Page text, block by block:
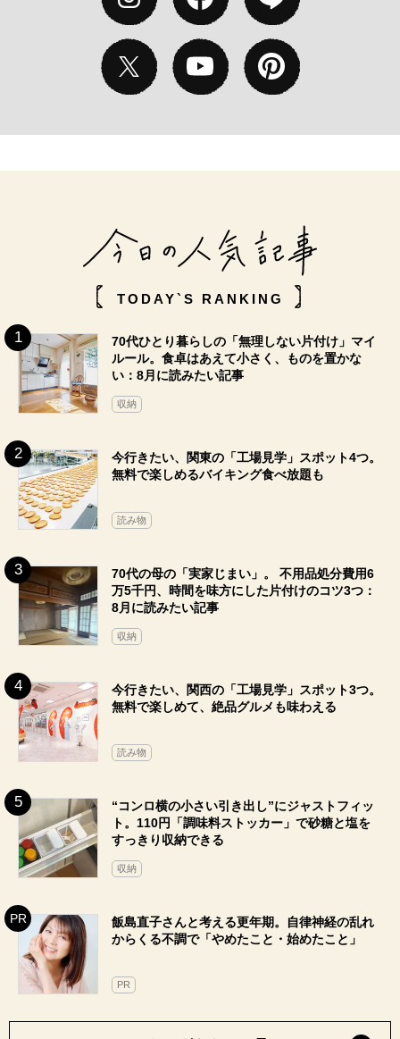
TODAY`S RANKING
70代ひとり暮らしの「無理しない片付け」マイ
ルール。食卓はあえて小さく、ものを置かな
い：8月に読みたい記事
収納
今行きたい、関東の「工場見学」スポット4つ。
無料で楽しめるバイキング食べ放題も
読み物
70代の母の「実家じまい」。 不用品処分費用6
万5千円、時間を味方にした片付けのコツ3つ：
8月に読みたい記事
収納
今行きたい、関西の「工場見学」スポット3つ。
無料で楽しめて、絶品グルメも味わえる
読み物
“コンロ横の小さい引き出し”にジャストフィッ
ト。110円「調味料ストッカー」で砂糖と塩を
すっきり収納できる
収納
飯島直子さんと考える更年期。自律神経の乱れ
からくる不調で「やめたこと・始めたこと」
PR